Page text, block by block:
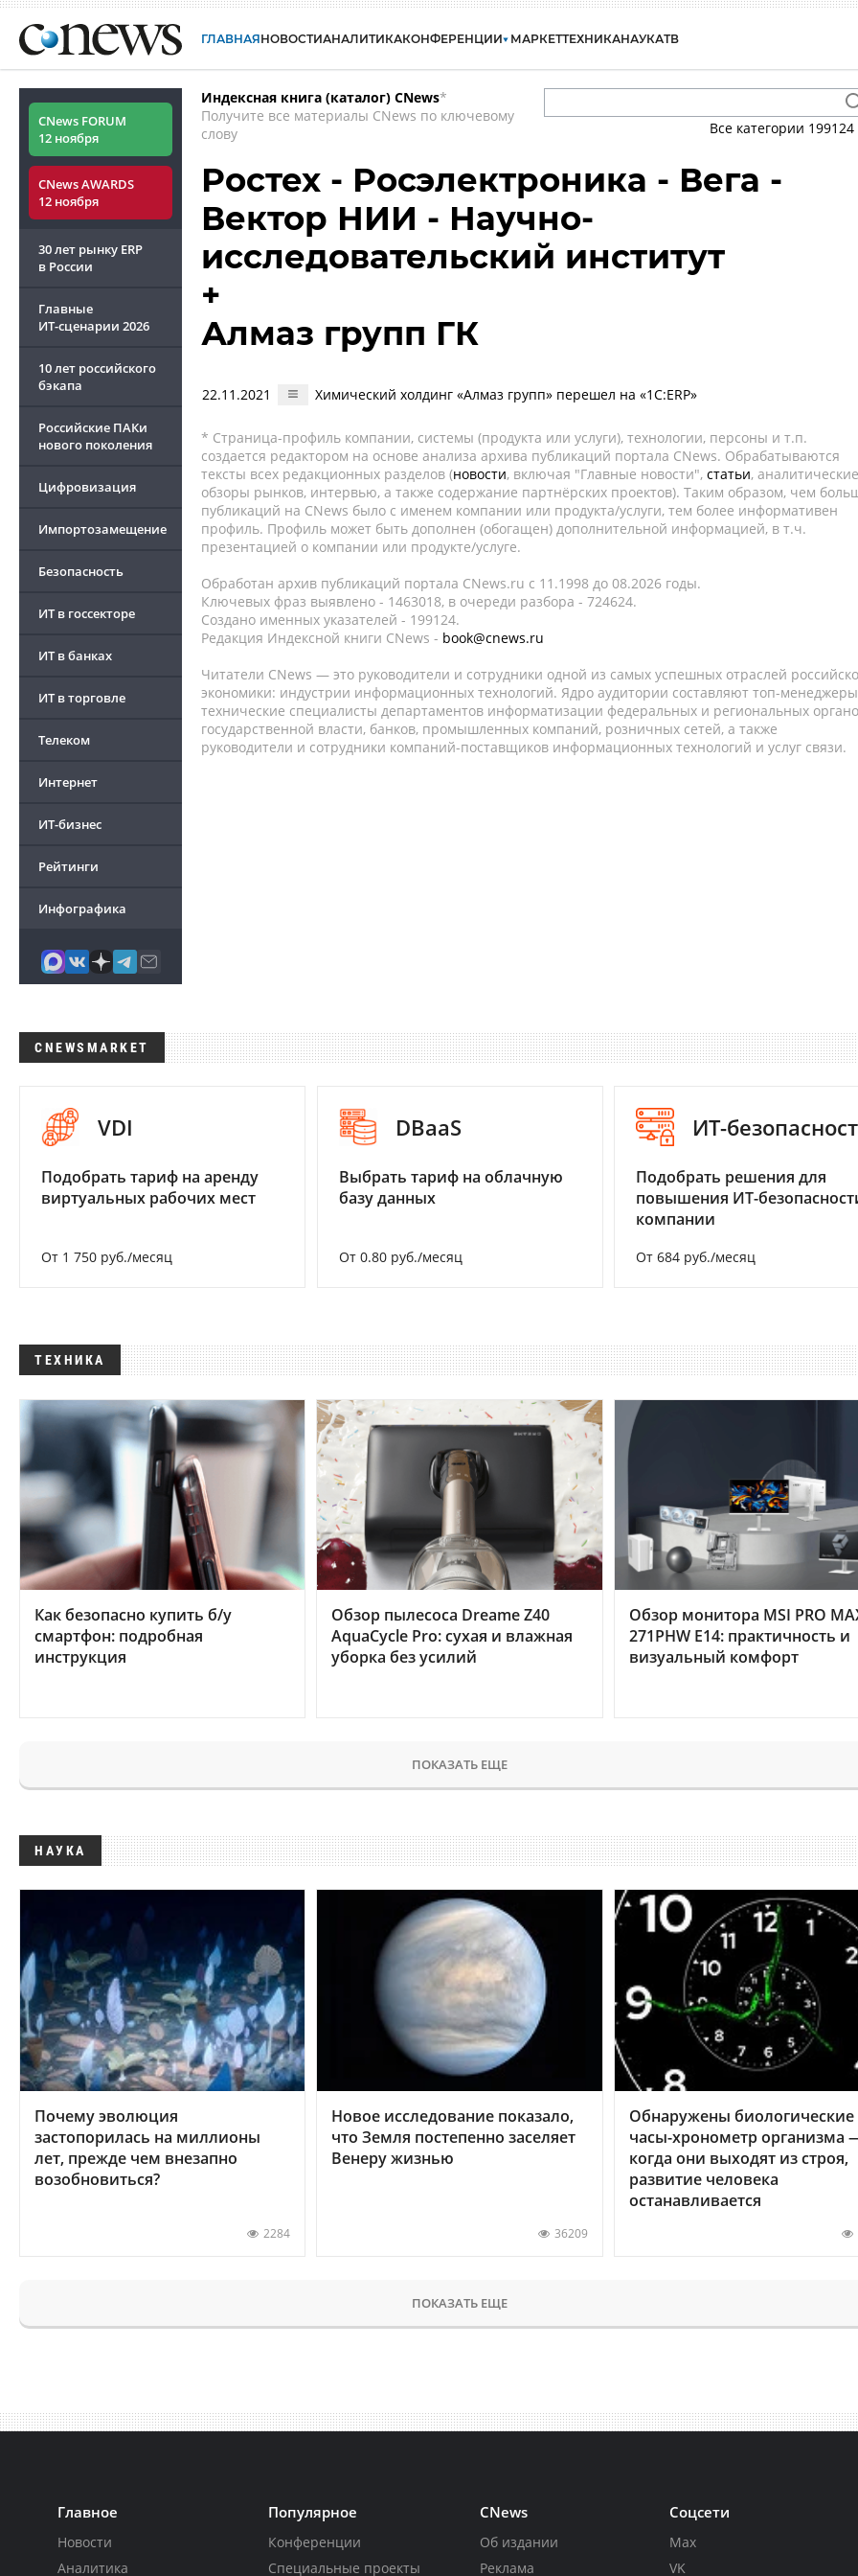
ГЛАВНАЯНОВОСТИАНАЛИТИКАКОНФЕРЕНЦИИ МАРКЕТТЕХНИКАНАУКАТВ
CNews FORUM
12 ноября
CNews AWARDS
12 ноября
30 лет рынку ERP
в России
Главные
ИТ-сценарии 2026
10 лет российского
бэкапа
Российские ПАКи
нового поколения
Цифровизация
Импортозамещение
Безопасность
ИТ в госсекторе
ИТ в банках
ИТ в торговле
Телеком
Интернет
ИТ-бизнес
Рейтинги
Инфографика
Индексная книга (каталог) CNews*
Получите все материалы CNews по ключевому
слову
Все категории 199124
Ростех - Росэлектроника - Вега -
Вектор НИИ - Научно-
исследовательский институт
+
Алмаз групп ГК
22.11.2021 Химический холдинг «Алмаз групп» перешел на «1С:ERP»
* Страница-профиль компании, системы (продукта или услуги), технологии, персоны и т.п.
создается редактором на основе анализа архива публикаций портала CNews. Обрабатываются
тексты всех редакционных разделов (новости, включая "Главные новости", статьи, аналитические
обзоры рынков, интервью, а также содержание партнёрских проектов). Таким образом, чем
публикаций на CNews было с именем компании или продукта/услуги, тем более информативен
профиль. Профиль может быть дополнен (обогащен) дополнительной информацией, в т.ч.
презентацией о компании или продукте/услуге.
Обработан архив публикаций портала CNews.ru c 11.1998 до 08.2026 годы.
Ключевых фраз выявлено - 1463018, в очереди разбора - 724624.
Создано именных указателей - 199124.
Редакция Индексной книги CNews - book@cnews.ru
Читатели CNews — это руководители и сотрудники одной из самых успешных отраслей
экономики: индустрии информационных технологий. Ядро аудитории составляют топ-
технические специалисты департаментов информатизации федеральных и региональных
государственной власти, банков, промышленных компаний, розничных сетей, а также
руководители и сотрудники компаний-поставщиков информационных технологий и услуг связи.
CNEWSMARKET
VDI
Подобрать тариф на аренду
виртуальных рабочих мест
От 1 750 руб./месяц
DBaaS
Выбрать тариф на облачную
базу данных
От 0.80 руб./месяц
ИТ-
Подобрать решения для
повышения ИТ-
компании
От 684 руб./месяц
ТЕХНИКА
Как безопасно купить б/у
смартфон: подробная
инструкция
Обзор пылесоса Dreame Z40
AquaCycle Pro: сухая и влажная
уборка без усилий
Обзор монитора MSI PRO
271PHW E14: практичность и
визуальный комфорт
ПОКАЗАТЬ ЕЩЕ
НАУКА
Почему эволюция
застопорилась на миллионы
лет, прежде чем внезапно
возобновиться?
2284
Новое исследование показало,
что Земля постепенно заселяет
Венеру жизнью
36209
Обнаружены биологические
часы-хронометр организма
когда они выходят из строя,
развитие человека
останавливается
ПОКАЗАТЬ ЕЩЕ
Главное
Новости
Аналитика
Популярное
Конференции
Специальные проекты
CNews
Об издании
Реклама
Соцсети
Max
VK